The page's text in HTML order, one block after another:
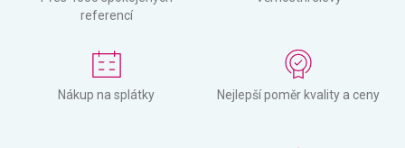
referencí
Nákup na splátky Nejlepší poměr kvality a ceny